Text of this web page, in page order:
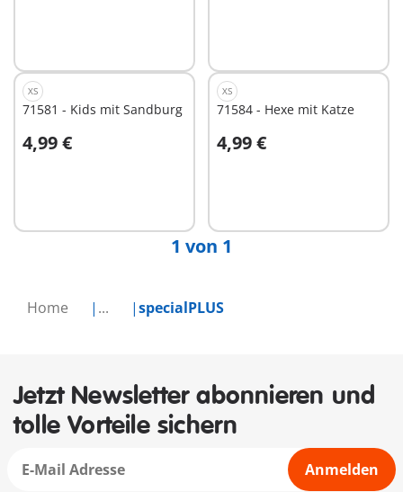
Home ... specialPLUS
XS
71581 - Kids mit Sandburg
4,99 €
In den Warenkorb
XS
71584 - Hexe mit Katze
4,99 €
1 von 1
Jetzt Newsletter abonnieren und
tolle Vorteile sichern
Anmelden